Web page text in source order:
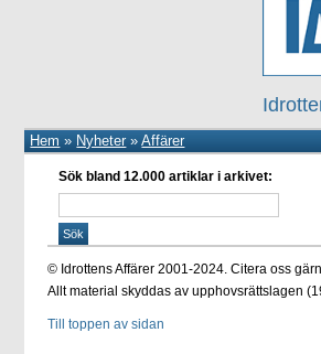
Hem » Nyheter»Affärer
Sök bland 12.000 artiklar i arkivet:
© Idrottens Affärer 2001-2024. Citera oss
Allt material skyddas av upphovsrättslagen
Till toppen av sidan